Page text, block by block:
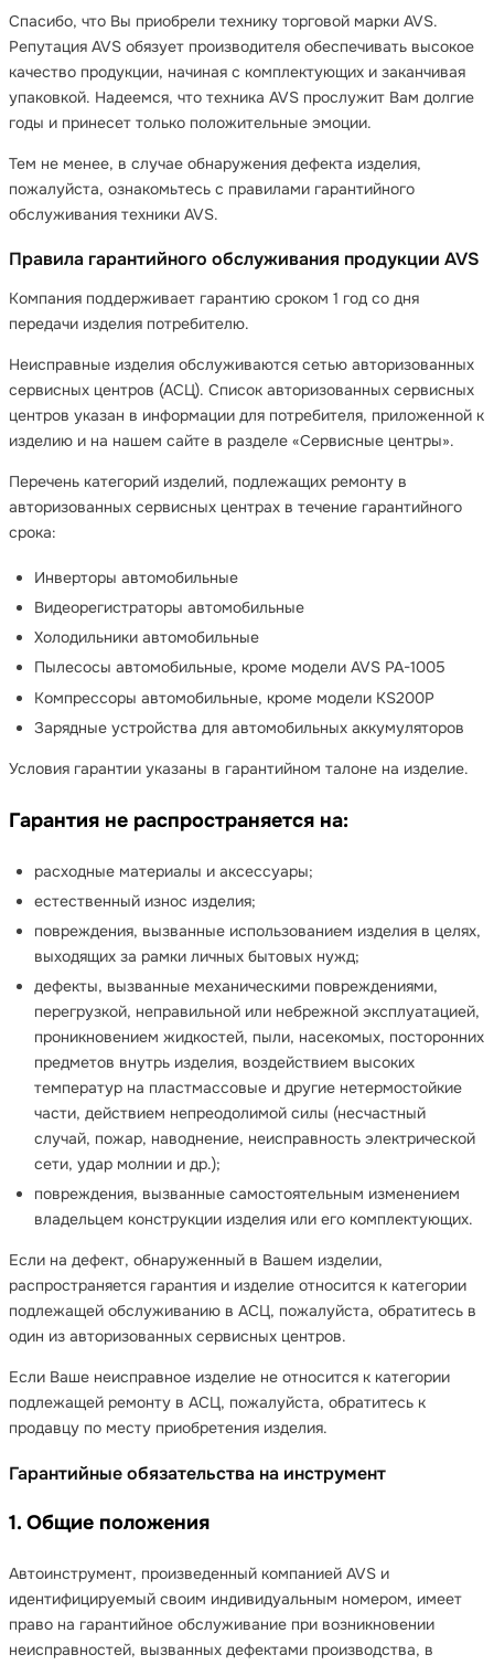
Спасибо, что Вы приобрели технику торговой марки AVS.
Репутация AVS обязует производителя обеспечивать высокое
качество продукции, начиная с комплектующих и заканчивая
упаковкой. Надеемся, что техника AVS прослужит Вам долгие
годы и принесет только положительные эмоции.
Тем не менее, в случае обнаружения дефекта изделия,
пожалуйста, ознакомьтесь с правилами гарантийного
обслуживания техники AVS.
Правила гарантийного обслуживания продукции AVS
Компания поддерживает гарантию сроком 1 год со дня
передачи изделия потребителю.
Неисправные изделия обслуживаются сетью авторизованных
сервисных центров (АСЦ). Список авторизованных сервисных
центров указан в информации для потребителя, приложенной к
изделию и на нашем сайте в разделе «Сервисные центры».
Перечень категорий изделий, подлежащих ремонту в
авторизованных сервисных центрах в течение гарантийного
срока:
Инверторы автомобильные
Видеорегистраторы автомобильные
Холодильники автомобильные
Пылесосы автомобильные, кроме модели AVS PA-1005
Компрессоры автомобильные, кроме модели KS200P
Зарядные устройства для автомобильных аккумуляторов
Условия гарантии указаны в гарантийном талоне на изделие.
Гарантия не распространяется на:
расходные материалы и аксессуары;
естественный износ изделия;
повреждения, вызванные использованием изделия в целях,
выходящих за рамки личных бытовых нужд;
дефекты, вызванные механическими повреждениями,
перегрузкой, неправильной или небрежной эксплуатацией,
проникновением жидкостей, пыли, насекомых, посторонних
предметов внутрь изделия, воздействием высоких
температур на пластмассовые и другие нетермостойкие
части, действием непреодолимой силы (несчастный
случай, пожар, наводнение, неисправность электрической
сети, удар молнии и др.);
повреждения, вызванные самостоятельным изменением
владельцем конструкции изделия или его комплектующих.
Если на дефект, обнаруженный в Вашем изделии,
распространяется гарантия и изделие относится к категории
подлежащей обслуживанию в АСЦ, пожалуйста, обратитесь в
один из авторизованных сервисных центров.
Если Ваше неисправное изделие не относится к категории
подлежащей ремонту в АСЦ, пожалуйста, обратитесь к
продавцу по месту приобретения изделия.
Гарантийные обязательства на инструмент
1. Общие положения
Автоинструмент, произведенный компанией AVS и
идентифицируемый своим индивидуальным номером, имеет
право на гарантийное обслуживание при возникновении
неисправностей, вызванных дефектами производства, в